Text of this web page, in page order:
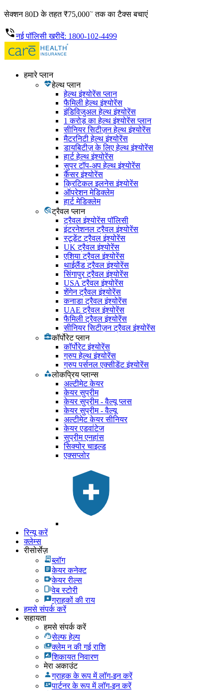
सेक्शन 80D के तहत ₹75,000~ तक का टैक्स बचाएं
नई पॉलिसी खरीदें: 1800-102-4499
हमारे प्लान
हेल्थ प्लान
हेल्थ इंश्योरेंस प्लान
फैमिली हेल्थ इंश्योरेंस
इंडिविजुअल हेल्थ इंश्योरेंस
1 करोड़ का हेल्थ इंश्योरेंस प्लान
सीनियर सिटीज़न हेल्थ इंश्योरेंस
मैटरनिटी हेल्थ इंश्योरेंस
डायबिटीज़ के लिए हेल्थ इंश्योरेंस
हार्ट हेल्थ इंश्योरेंस
सुपर टॉप-अप हेल्थ इंश्योरेंस
कैंसर इंश्योरेंस
क्रिटिकल इलनेस इंश्योरेंस
ऑपरेशन मेडिक्लेम
हार्ट मेडिक्लेम
ट्रैवल प्लान
ट्रैवल इंश्योरेंस पॉलिसी
इंटरनेशनल ट्रैवल इंश्योरेंस
स्टूडेंट ट्रैवल इंश्योरेंस
UK ट्रैवल इंश्योरेंस
एशिया ट्रैवल इंश्योरेंस
थाईलैंड ट्रैवल इंश्योरेंस
सिंगापुर ट्रैवल इंश्योरेंस
USA ट्रैवल इंश्योरेंस
शेंगेन ट्रैवल इंश्योरेंस
कनाडा ट्रैवल इंश्योरेंस
UAE ट्रैवल इंश्योरेंस
फैमिली ट्रैवल इंश्योरेंस
सीनियर सिटीज़न ट्रैवल इंश्योरेंस
कॉर्पोरेट प्लान
कॉर्पोरेट इंश्योरेंस
ग्रुप हेल्थ इंश्योरेंस
ग्रुप पर्सनल एक्सीडेंट इंश्योरेंस
लोकप्रिय प्लान्स
अल्टीमेट केयर
केयर सुप्रीम
केयर सुप्रीम - वैल्यू प्लस
केयर सुप्रीम - वैल्यू
अल्टीमेट केयर सीनियर
केयर एडवांटेज
सुप्रीम एनहांस
सिक्योर चाइल्ड
एक्सप्लोर
रिन्यू करें
क्लेम्स
रीसोर्सेज़
ब्लॉग
केयर कनेक्ट
केयर रील्स
वेब स्टोरी
ग्राहकों की राय
हमसे संपर्क करें
सहायता
हमसे संपर्क करें
सेल्फ हेल्प
क्लेम न की गई राशि
शिकायत निवारण
मेरा अकाउंट
ग्राहक के रूप में लॉग-इन करें
पार्टनर के रूप में लॉग-इन करें